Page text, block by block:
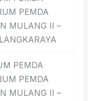
PEMDA
MULANG II –
PEMDA
PEMDA
MULANG II –